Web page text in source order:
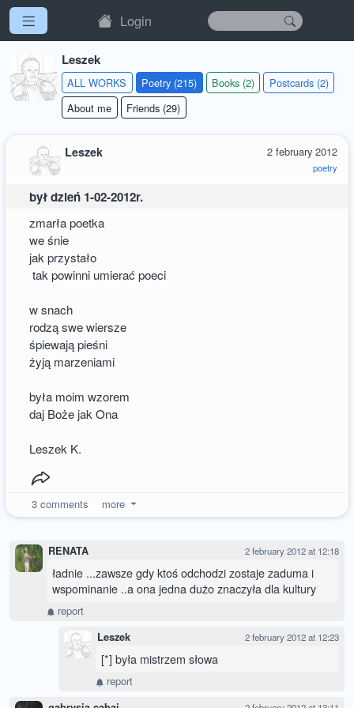
Login
Leszek
ALL WORKS Poetry (215) Books (2)
Postcards (2)
About me
Friends (29)
2 february 2012
poetry
Leszek
był dzień 1-02-2012r.
zmarła poetka
we śnie
jak przystało
tak powinni umierać poeci
w snach
rodzą swe wiersze
śpiewają pieśni
żyją marzeniami
była moim wzorem
daj Boże jak Ona
Leszek K.
3comments more
RENATA 2 february 2012 at 12:18
ładnie ...zawsze gdy ktoś odchodzi zostaje zaduma i
wspominanie ..a ona jedna dużo znaczyła dla kultury
report
Leszek 2 february 2012 at 12:23
[*] była mistrzem słowa
report